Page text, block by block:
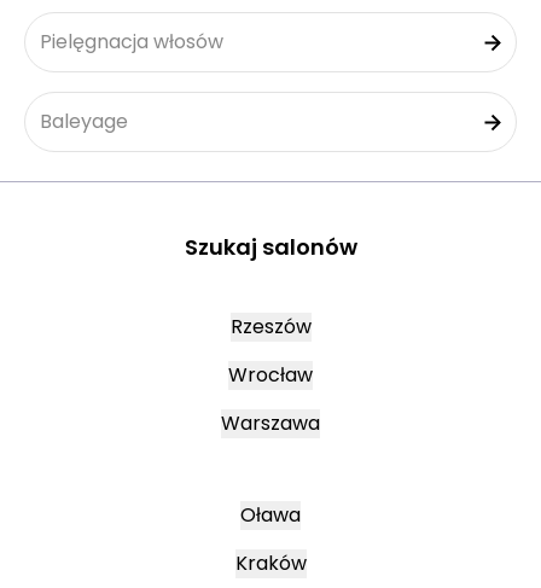
Pielęgnacja włosów
Baleyage
Szukaj salonów
Rzeszów
Wrocław
Warszawa
Oława
Kraków